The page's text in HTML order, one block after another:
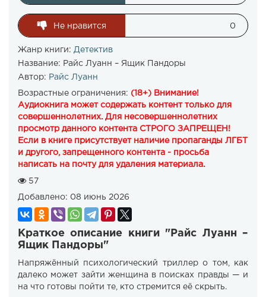
Не нравится 0
Жанр книги: Детектив
Название: Райс Луанн – Ящик Пандоры
Автор: Райс Луанн
Возрастные ограничения: (18+) Внимание!
Аудиокнига может содержать контент только для
совершеннолетних. Для несовершеннолетних
просмотр данного контента СТРОГО ЗАПРЕЩЕН!
Если в книге присутствует наличие пропаганды ЛГБТ
и другого, запрещенного контента - просьба
написать на почту для удаления материала.
57
Добавлено: 08 июнь 2026
Краткое описание книги "Райс Луанн –
Ящик Пандоры"
Напряжённый психологический триллер о том, как
далеко может зайти женщина в поисках правды — и
на что готовы пойти те, кто стремится её скрыть.